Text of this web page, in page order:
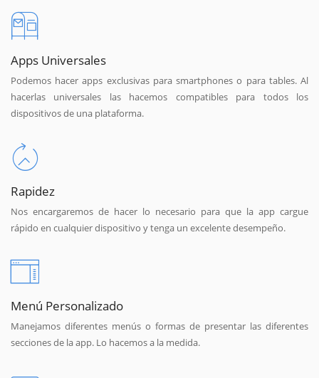
Apps Universales
Podemos hacer apps exclusivas para smartphones o para tables. Al
hacerlas universales las hacemos compatibles para todos los
dispositivos de una plataforma.
Rapidez
Nos encargaremos de hacer lo necesario para que la app cargue
rápido en cualquier dispositivo y tenga un excelente desempeño.
Menú Personalizado
Manejamos diferentes menús o formas de presentar las diferentes
secciones de la app. Lo hacemos a la medida.